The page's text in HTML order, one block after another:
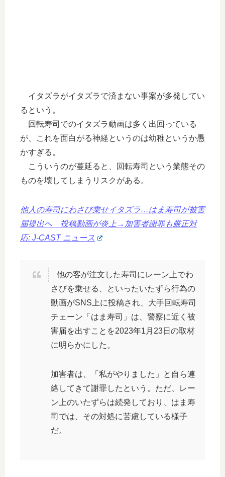
イタズラがイタズラで済まない事案が多発してい
るという。
回転寿司でのイタズラ動画は多く出回っている
が、これを面白がる神経というのは幼稚というか愚
かすぎる。
こういうのが蔓延ると、回転寿司という業態その
ものを壊してしまうリスクがある。
他人の寿司にわさび乗せイタズラ…はま寿司が被害
届提出へ 投稿動画が炎上→加害者謝罪も厳正対
応: J-CAST ニュース
他の客が注文した寿司にレーン上でわ
さびを乗せる、といったいたずら行為の
動画がSNS上に投稿され、大手回転寿司
チェーン「はま寿司」は、警察に近く被
害届を出すことを2023年1月23日の取材
に明らかにした。
加害者は、「私がやりました」と自ら連
絡してきて謝罪したという。ただ、レー
ン上のいたずらは続発しており、はま寿
司では、その対処に苦慮している様子
だ。